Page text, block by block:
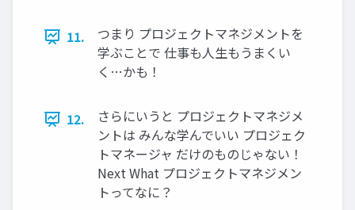
11.
つまり プロジェクトマネジメントを
学ぶことで 仕事も人生もうまくい
く…かも！
12.
さらにいうと プロジェクトマネジメ
ントは みんな学んでいい プロジェク
トマネージャ だけのものじゃない！
Next What プロジェクトマネジメン
トってなに？